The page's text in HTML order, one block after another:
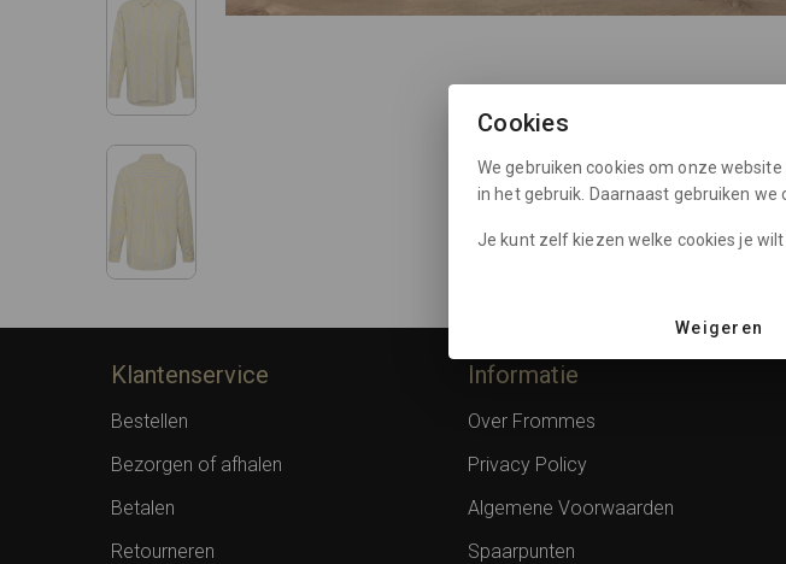
Klantenservice
Bestellen
Bezorgen of afhalen
Betalen
Retourneren
Informatie
Over Frommes
Privacy Policy
Algemene Voorwaarden
Spaarpunten
Cookies
We gebruiken cookies om onze
in het gebruik. Daarnaast gebruiken we
Je kunt zelf kiezen welke cookies je wilt
Weigeren